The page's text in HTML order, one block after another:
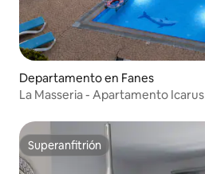
Departamento en Fanes
La Masseria - Apartamento Icarus
Superanfitrión
Superanfitrión